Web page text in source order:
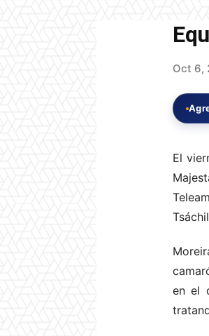
Oct 6,
El
en el